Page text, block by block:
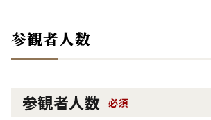
参観者人数
参観者人数 必須